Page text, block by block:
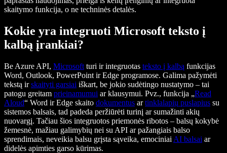
skaitymo funkcija, o ne techninės detalės.
Kokie yra integruoti Microsoft teksto į
kalbą įrankiai?
Be Azure API, Microsoft turi ir integruotas teksto į kalbą funkcijas
Word, Outlook, PowerPoint ir Edge programose. Galima pažymėti
tekstą irskaityti garsiai iškart, be jokio sudėtingo nustatymo – tai
patogu greitam prieinamumui ar klausymui. Pvz., funkcija „Read
Aloud“ Word ir Edge skaito dokumentus artinklalapių puslapius su
sistemos balsais, tad padeda peržiūrėti turinį ar sumažinti akių
nuovargį. Tačiau šios integruotos priemonės ribotos – balsų kokybė
žemesnė, mažiau galimybių nei su API ar pažangiais balso
sprendimais, neveikia balsu grįsta sąveika, emociniai AI balsai ar
didelės apimties garso kūrimas.